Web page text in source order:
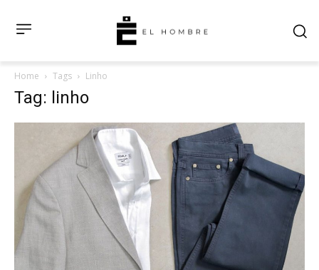
Home Tags Linho
Tag: linho